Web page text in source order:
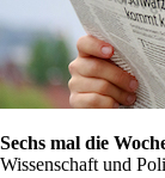
Sechs mal die
Wissenschaft und